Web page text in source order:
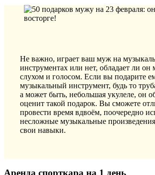
Не важно, играет ваш муж на
инструментах или нет, обладает ли
слухом и голосом. Если вы подарите
музыкальный инструмент, будь то
а может быть, небольшая укулеле, он
оценит такой подарок. Вы сможете
провести время вдвоём, поочередно
несложные музыкальные
свои навыки.